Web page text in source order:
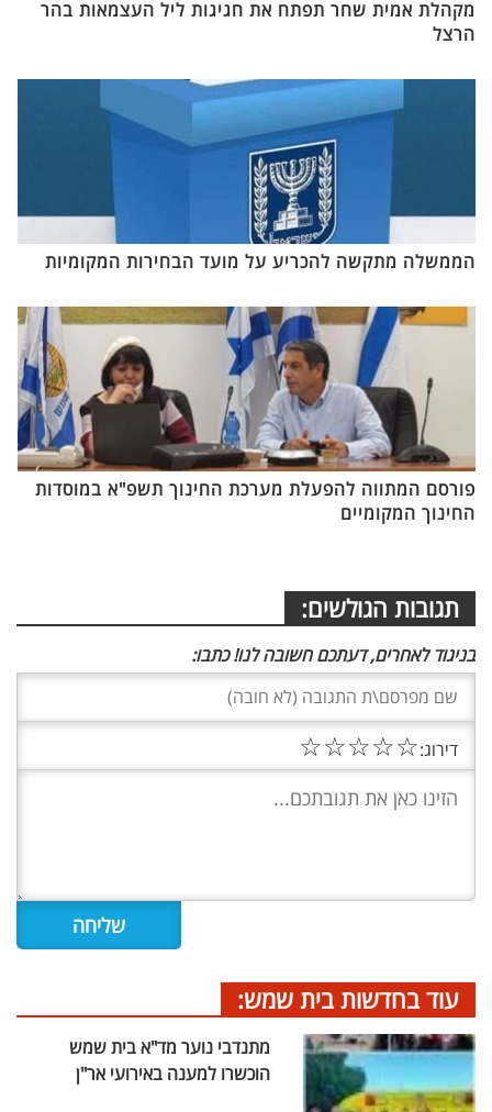
מקהלת אמית שחר תפתח את חגיגות ליל העצמאות בהר
הרצל
הממשלה מתקשה להכריע על מועד הבחירות המקומיות
פורסם המתווה להפעלת מערכת החינוך תשפ"א במוסדות
החינוך המקומיים
תגובות הגולשים:
בניגוד לאחרים, דעתכם חשובה לנו! כתבו:
דירוג:☆
☆
☆
☆
☆
עוד בחדשות בית שמש:
מתנדבי נוער מד"א בית שמש
הוכשרו למענה באירועי אר"ן